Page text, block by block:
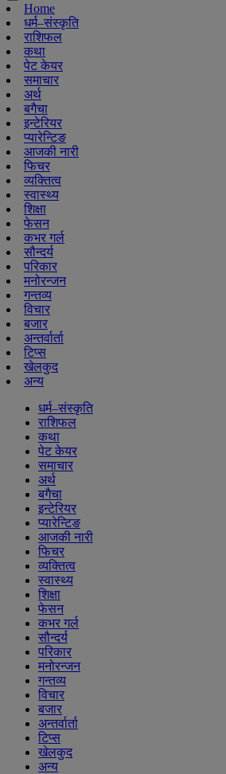
Home
धर्म–संस्कृति
राशिफल
कथा
पेट केयर
समाचार
अर्थ
बगैचा
इन्टेरियर
प्यारेन्टिङ
आजकी नारी
फिचर
व्यक्तित्व
स्वास्थ्य
शिक्षा
फेसन
कभर गर्ल
सौन्दर्य
परिकार
मनोरन्जन
गन्तव्य
विचार
बजार
अन्तर्वार्ता
टिप्स
खेलकुद
अन्य
धर्म–संस्कृति
राशिफल
कथा
पेट केयर
समाचार
अर्थ
बगैचा
इन्टेरियर
प्यारेन्टिङ
आजकी नारी
फिचर
व्यक्तित्व
स्वास्थ्य
शिक्षा
फेसन
कभर गर्ल
सौन्दर्य
परिकार
मनोरन्जन
गन्तव्य
विचार
बजार
अन्तर्वार्ता
टिप्स
खेलकुद
अन्य